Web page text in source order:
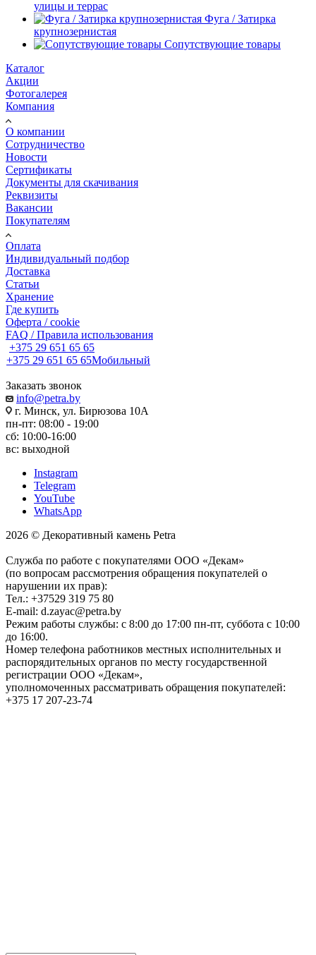
улицы и террас
Фуга / Затирка
крупнозернистая
Сопутствующие товары
Каталог
Акции
Фотогалерея
Компания
О компании
Сотрудничество
Новости
Сертификаты
Документы для скачивания
Реквизиты
Вакансии
Покупателям
Оплата
Индивидуальный подбор
Доставка
Статьи
Хранение
Где купить
Оферта / cookie
FAQ / Правила использования
+375 29 651 65 65
+375 29 651 65 65Мобильный
Заказать звонок
info@petra.by
г. Минск, ул. Бирюзова 10А
пн-пт: 08:00 - 19:00
сб: 10:00-16:00
вс: выходной
Instagram
Telegram
YouTube
WhatsApp
2026 © Декоративный камень Petra
Служба по работе с покупателями ООО «Декам»
(по вопросам рассмотрения обращения покупателей о
нарушении их прав):
Тел.: +37529 319 75 80
E-mail: d.zayac@petra.by
Режим работы службы: с 8:00 до 17:00 пн-пт, суббота с 10:00
до 16:00.
Номер телефона работников местных исполнительных и
распорядительных органов по месту государственной
регистрации ООО «Декам»,
уполномоченных рассматривать обращения покупателей:
+375 17 207-23-74